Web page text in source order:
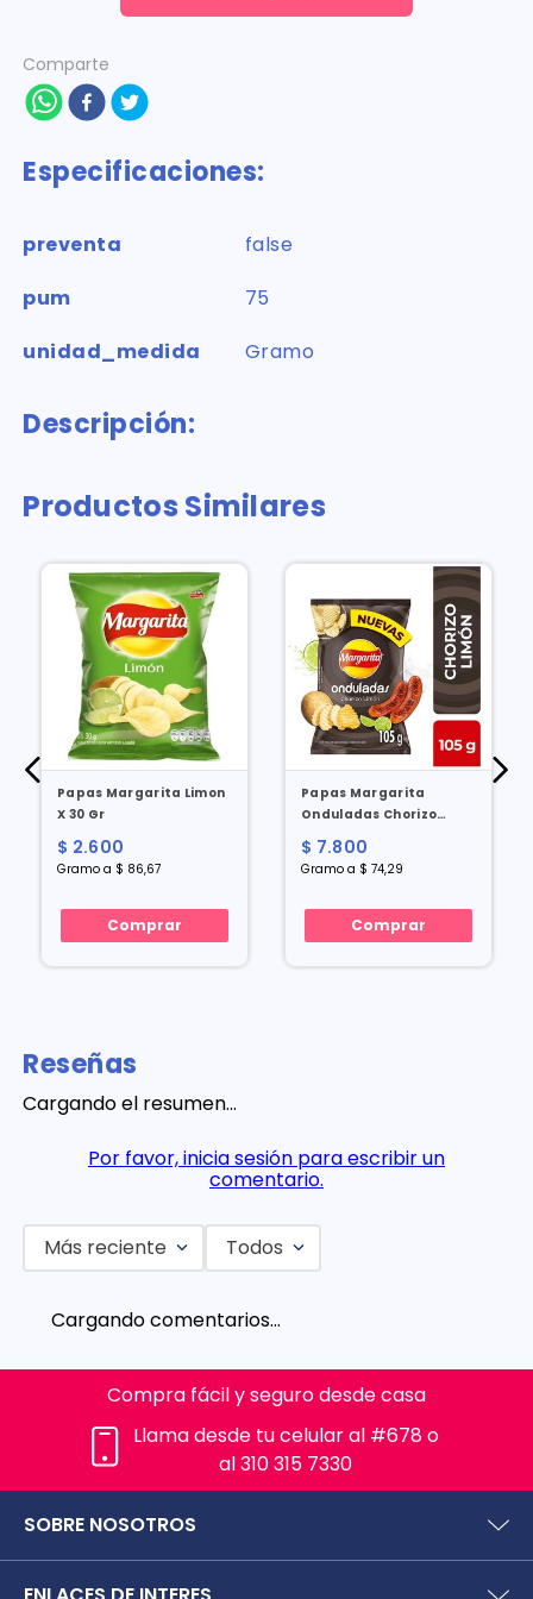
Comparte
Especificaciones:
preventa
false
pum
75
unidad_medida
Gramo
Descripción:
Productos Similares
Papas Margarita Limon
X 30 Gr
$ 2.600
Gramo a $ 86,67
Comprar
Papas Margarita
Onduladas Chorizo
$ 7.800
Gramo a $ 74,29
Comprar
Reseñas
Cargando el resumen…
Por favor, inicia sesión para escribir un
comentario.
Más reciente Todos
Cargando comentarios…
Compra fácil y seguro desde casa
Llama desde tu celular al #678 o
al 310 315 7330
SOBRE NOSOTROS